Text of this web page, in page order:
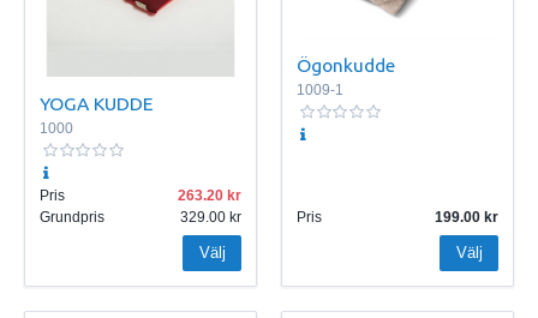
YOGA KUDDE
1000
Pris
263.20
Grundpris
329.00
Välj
Ögonkudde
1009-1
Pris 199.00
Välj